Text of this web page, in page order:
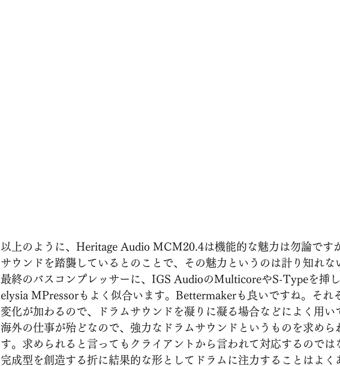
以上のように、Heritage Audio MCM20.4は機能的な魅力は勿論です
サウンドを踏襲しているとのことで、その魅力というのは計り知れな
最終のバスコンプレッサーに、IGS AudioのMulticoreやS-Typeを挿
elysia MPressorもよく似合います。Bettermakerも良いですね。それ
変化が加わるので、ドラムサウンドを凝りに凝る場合などによく用い
海外の仕事が殆どなので、強力なドラムサウンドというものを求めら
す。求められると言ってもクライアントから言われて対応するのでは
完成型を創造する折に結果的な形としてドラムに注力することはよく